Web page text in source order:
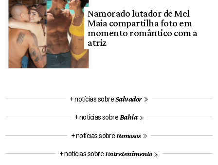
Namorado lutador de Mel
Maia compartilha foto em
momento romântico com a
atriz
+ notícias sobreSalvador
+ notícias sobre Bahia
+ notícias sobre Famosos
+ notícias sobre Entretenimento